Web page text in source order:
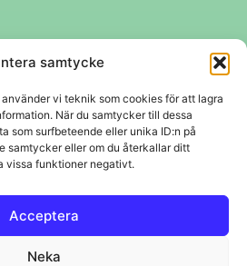
samtycke
vi teknik som cookies för att lagra
När du samtycker till dessa
som surfbeteende eller unika ID:n på
samtycker eller om du återkallar ditt
vissa funktioner negativt.
Acceptera
Neka